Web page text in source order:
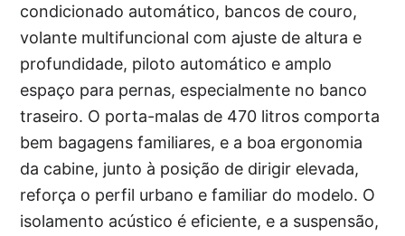
condicionado automático, bancos de couro,
volante multifuncional com ajuste de altura e
profundidade, piloto automático e amplo
espaço para pernas, especialmente no banco
traseiro. O porta-malas de 470 litros comporta
bem bagagens familiares, e a boa ergonomia
da cabine, junto à posição de dirigir elevada,
reforça o perfil urbano e familiar do modelo. O
isolamento acústico é eficiente, e a suspensão,